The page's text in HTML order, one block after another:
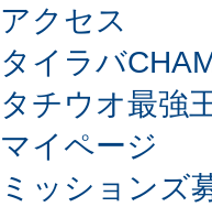
アクセス
タイラバ
タチウオ最強
マイページ
ミッションズ